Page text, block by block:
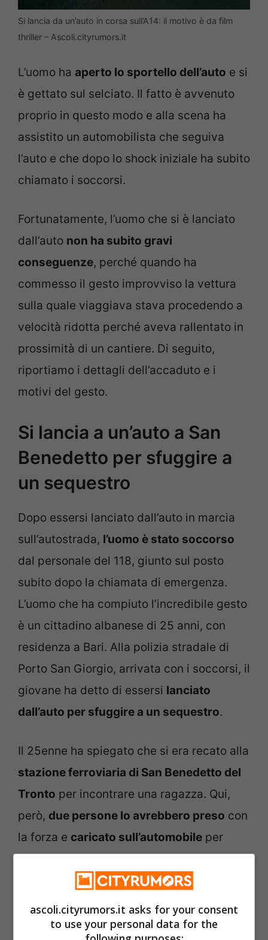
Si lancia da un’auto in corsa sull’A14: il motivo è da film
thriller – Ascoli.cityrumors.it
L’uomo ha aperto lo sportello dell’auto e si
è gettato sul selciato. Il fatto è avvenuto
proprio in questo modo e alla scena ha
assistito un automobilista che seguiva
l’auto e che dopo lo shock iniziale ha subito
chiamato i soccorsi.
Fortunatamente, l’uomo che si è lanciato
dall’auto non ha subito gravi
conseguenze, perché quando ha
commesso il gesto improvviso la vettura
sulla quale viaggiava stava procedendo a
velocità ridotta perché aveva rallentato in
prossimità di un cantiere. Di seguito,
riportiamo i dettagli dell’accaduto e i
motivi del gesto.
Si lancia a un’auto a San
Benedetto per sfuggire a
un sequestro
Dopo essersi lanciato dall’auto in marcia
sull’autostrada, l’uomo è stato soccorso
dal personale del 118, giunto sul posto
subito dopo la chiamata di emergenza.
L’uomo che ha compiuto l’incredibile gesto
è un cittadino albanese di 25 anni, con
residenza a Bari. Alla polizia stradale di
Porto San Giorgio, arrivata con i soccorsi, il
giovane ha detto di essersi lanciato
dall’auto per sfuggire a un sequestro.
Il 25enne ha spiegato che si era recato alla
stazione ferroviaria di San Benedetto del
Tronto per incontrare una ragazza. Qui,
però, due persone lo avrebbero preso con
la forza e caricato sull’automobile per
sequestrarlo.
ascoli.cityrumors.it asks for your consent
to use your personal data for the